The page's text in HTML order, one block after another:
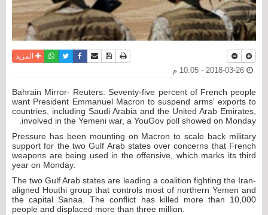
نسخة للطباعة
حفظ الموضوع
أرسل الى صديق
فيسبوكتويترواتسابالمزيد
Bahrain Mirror- Reuters: Seventy-five percent of French people
want President Emmanuel Macron to suspend arms' exports to
countries, including Saudi Arabia and the United Arab Emirates,
involved in the Yemeni war, a YouGov poll showed on Monday.
Pressure has been mounting on Macron to scale back military
support for the two Gulf Arab states over concerns that French
weapons are being used in the offensive, which marks its third
year on Monday.
The two Gulf Arab states are leading a coalition fighting the Iran-
aligned Houthi group that controls most of northern Yemen and
the capital Sanaa. The conflict has killed more than 10,000
people and displaced more than three million.